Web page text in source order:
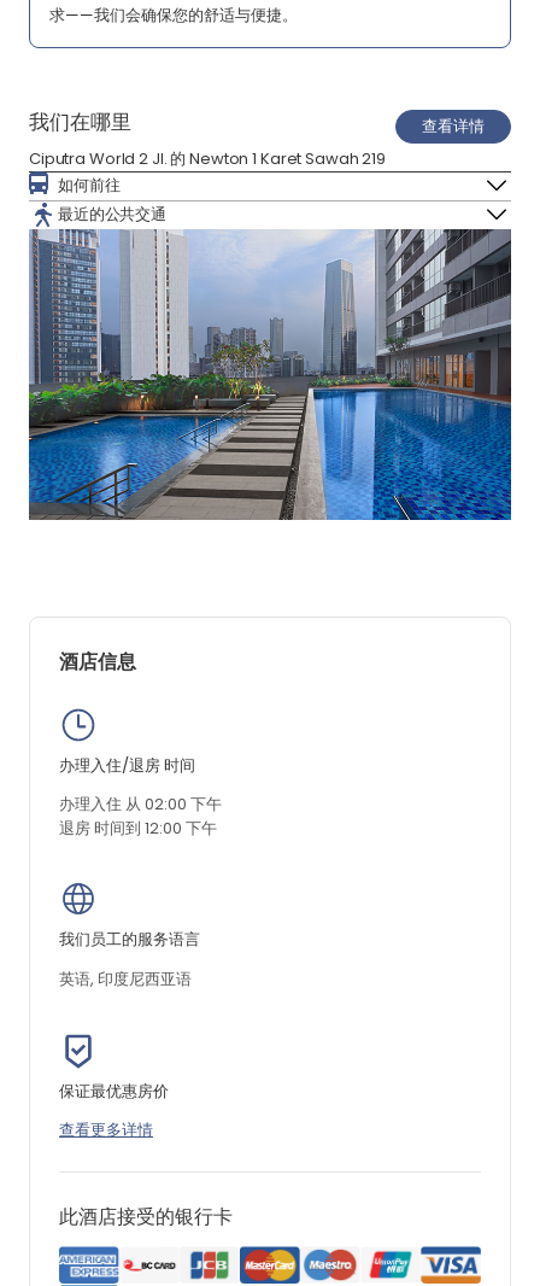
求——我们会确保您的舒适与便捷。
我们在哪里
查看详情
Ciputra World 2 Jl. 的 Newton 1 Karet Sawah 219
如何前往
最近的公共交通
酒店信息
办理入住/退房 时间
办理入住 从 02:00 下午
退房 时间到 12:00 下午
我们员工的服务语言
英语, 印度尼西亚语
保证最优惠房价
查看更多详情
此酒店接受的银行卡